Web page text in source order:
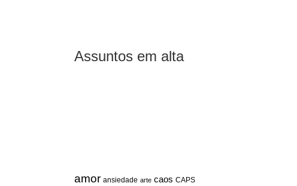
Assuntos em alta
amor ansiedade arte caos CAPS